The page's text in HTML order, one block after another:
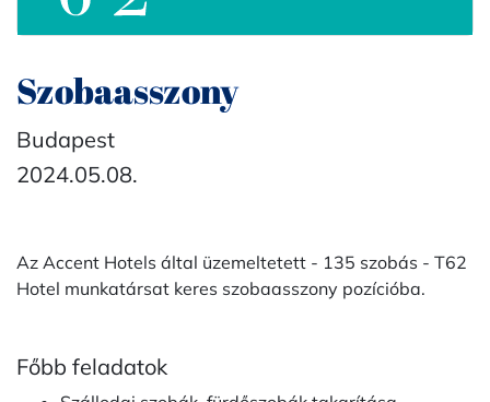
Szobaasszony
Budapest
2024.05.08.
Az Accent Hotels által üzemeltetett - 135 szobás - T62
Hotel munkatársat keres szobaasszony pozícióba.
Főbb feladatok